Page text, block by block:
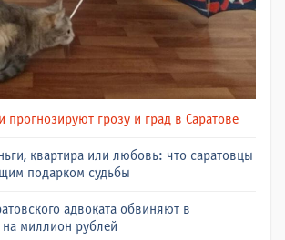
прогнозируют грозу и град в Саратове
квартира или любовь: что саратовцы
подарком судьбы
адвоката обвиняют в
миллион рублей